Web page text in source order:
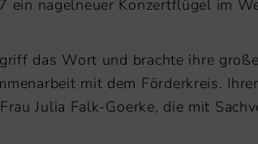
ein nagelneuer Konzertflügel im
das Wort und brachte ihre
mit dem Förderkreis.
Julia Falk-Goerke, die mit